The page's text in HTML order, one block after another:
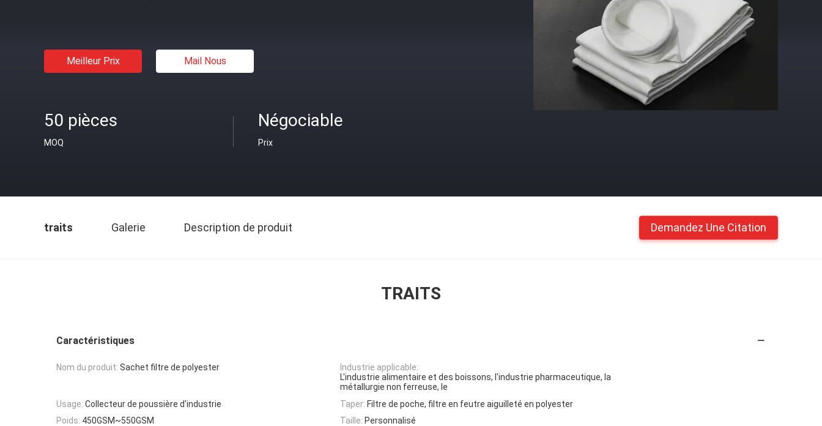
Meilleur Prix Mail Nous
50 pièces
MOQ
Négociable
Prix
traits Galerie Description de produit Demandez Une Citation
TRAITS
Caractéristiques
Nom du produit: Sachet filtre de polyester
Industrie applicable:
L'industrie alimentaire et des boissons, l'industrie pharmaceutique, la
métallurgie non ferreuse, le
Usage: Collecteur de poussière d'industrie Taper: Filtre de poche, filtre en feutre aiguilleté en polyester
Poids: 450GSM~550GSM Taille: Personnalisé